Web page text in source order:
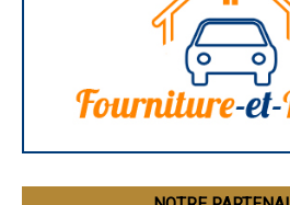
- Eolien Eolienne à Saint-
- Eolien Eolienne à Neaufles-
- Eolien Eolienne à
- Eolien Eolienne à Saint-
- Eolien Eolienne à
- Eolien Eolienne à La
- Eolien Eolienne à
- Eolien Eolienne à